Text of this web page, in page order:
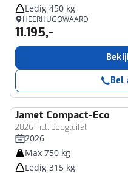
Ledig 450 kg
HEERHUGOWAARD
11.195,-
Bel
Jamet Compact-Eco
2026 incl. Boogluifel
2026
Max 750 kg
Ledig 315 kg